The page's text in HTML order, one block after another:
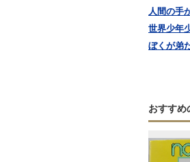
人間の手
世界少年
ぼくが弟
おすすめ